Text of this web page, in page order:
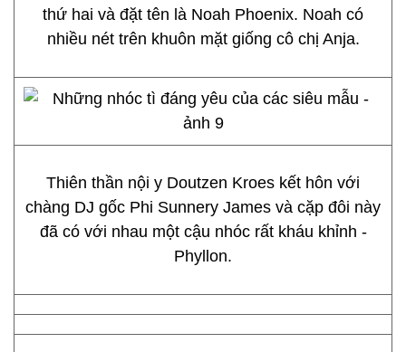
thứ hai và đặt tên là Noah Phoenix. Noah có
nhiều nét trên khuôn mặt giống cô chị Anja.
Thiên thần nội y Doutzen Kroes kết hôn với
chàng DJ gốc Phi Sunnery James và cặp đôi này
đã có với nhau một cậu nhóc rất kháu khỉnh -
Phyllon.